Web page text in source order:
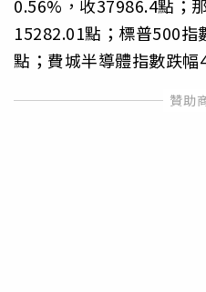
0.56%，收37986.4點；
15282.01點；標普500
點；費城半導體指數跌幅